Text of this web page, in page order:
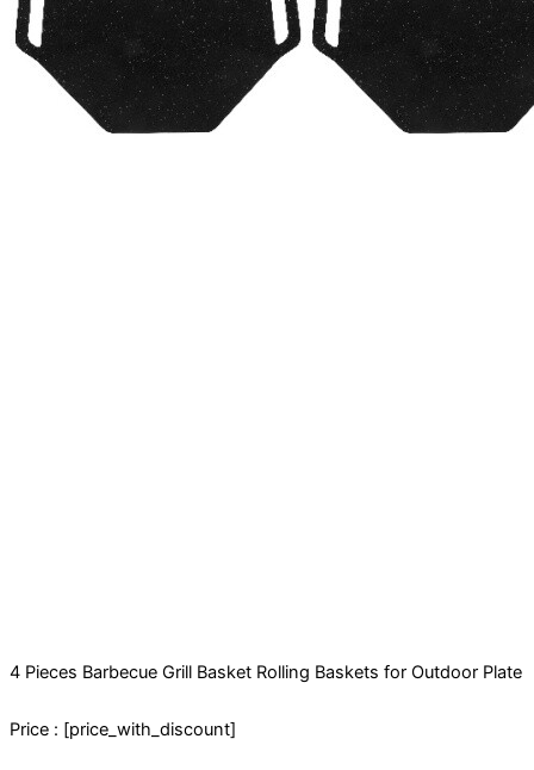
4 Pieces Barbecue Grill Basket Rolling Baskets for Outdoor Plate
Price : [price_with_discount]